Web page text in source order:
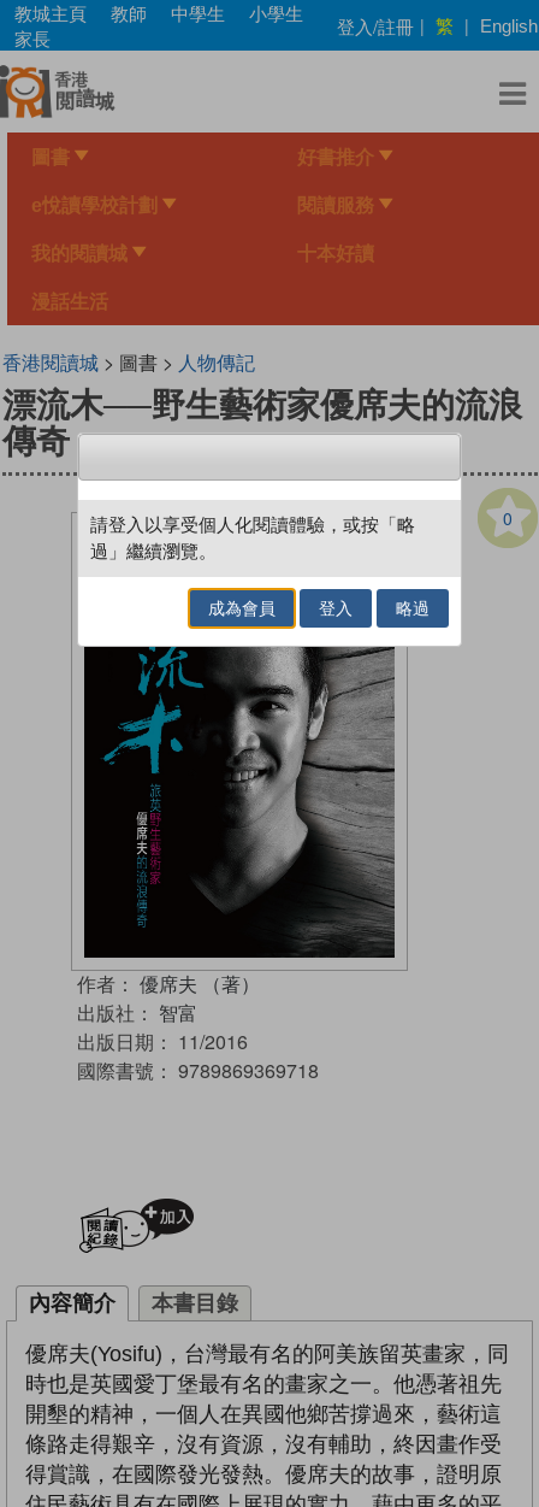
Skip
main
content
教城主頁 教師 中學生
小學生
家長
登入/註冊 | 繁 | English
圖書 好書推介
e悅讀學校計劃 閱讀服務
我的閱讀城 十本好讀
漫話生活
香港閱讀城> 圖書 > 人物傳記
漂流木──野生藝術家優席夫的流浪
傳奇
0
作者： 優席夫 （著）
出版社： 智富
出版日期： 11/2016
國際書號： 9789869369718
內容簡介 本書目錄
優席夫(Yosifu)，台灣最有名的阿美族留英畫家，同
時也是英國愛丁堡最有名的畫家之一。他憑著祖先
開墾的精神，一個人在異國他鄉苦撐過來，藝術這
條路走得艱辛，沒有資源，沒有輔助，終因畫作受
得賞識，在國際發光發熱。優席夫的故事，證明原
請登入以享受個人化閱讀體驗，或按「略
過」繼續瀏覽。
成為會員 登入 略過